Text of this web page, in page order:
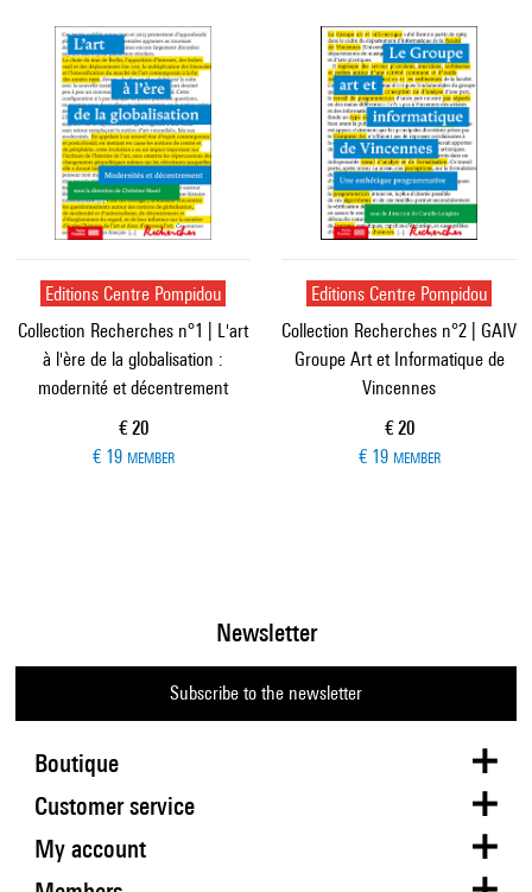
Editions Centre Pompidou
Collection Recherches n°1 | L'art
à l'ère de la globalisation :
modernité et décentrement
Current price
€ 20
€ 19 MEMBER
Editions Centre Pompidou
Collection Recherches n°2 | GAIV
Groupe Art et Informatique de
Vincennes
Current price
€ 20
€ 19 MEMBER
Boutique
Newsletter
Subscribe to the newsletter
Customer service
My account